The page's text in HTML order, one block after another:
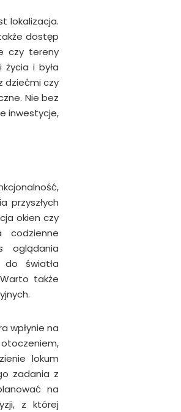
lokalizacja.
dostęp
czy tereny
i była
dziećmi czy
Nie bez
inwestycje,
przyszłych
okien czy
oglądania
światła
także
wpłynie na
lokum
zadania z
na
z której